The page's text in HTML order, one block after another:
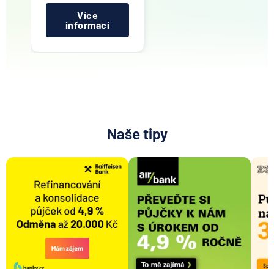
Více
informací
Naše tipy